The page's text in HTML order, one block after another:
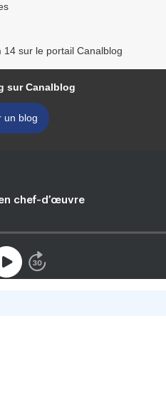
sur le portail Canalblog
sur Canalblog
un blog
chef-d’œuvre